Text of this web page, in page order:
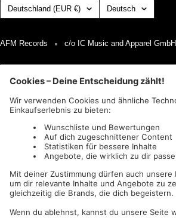
Land/Region Deutschland (EUR €) Sprache
Deutsch
AFM Records c/o IC Music and Apparel GmbH
Wir akzeptieren